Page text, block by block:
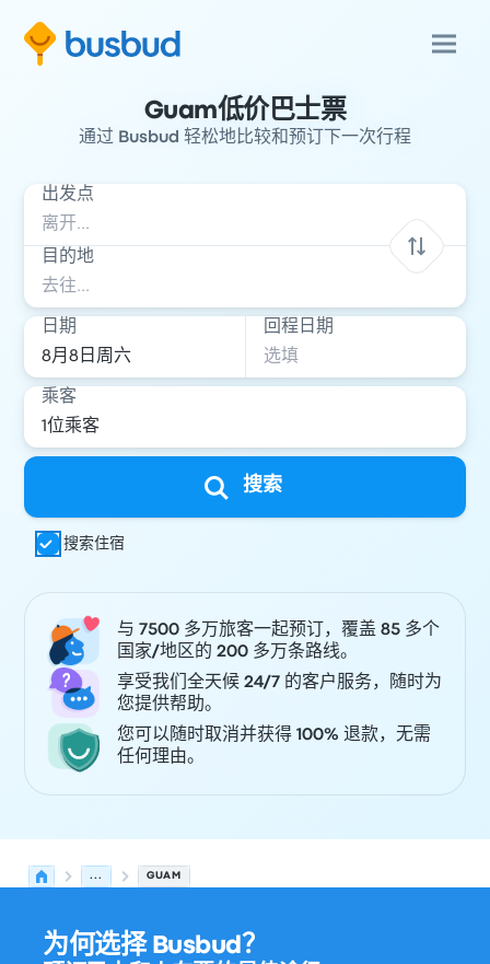
Guam低价巴士票
通过 Busbud 轻松地比较和预订下一次行程
出发点
目的地
日期 回程日期
乘客
搜索
搜索住宿
与 7500 多万旅客一起预订，覆盖 85 多个
国家/地区的 200 多万条路线。
享受我们全天候 24/7 的客户服务，随时为
您提供帮助。
您可以随时取消并获得 100% 退款，无需
任何理由。
... GUAM
为何选择 Busbud？